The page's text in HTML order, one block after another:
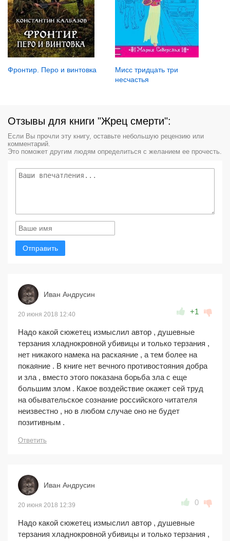
Фронтир. Перо и винтовка
Мисс тридцать три
несчастья
Отзывы для книги "Жрец смерти":
Если Вы прочли эту книгу, оставьте небольшую рецензию или
комментарий.
Это поможет другим людям определиться с желанием ее прочесть.
Отправить
Иван Андрусин
20 июня 2018 12:40 +1
Надо какой сюжетец измыслил автор , душевные
терзания хладнокровной убивицы и только терзания ,
нет никакого намека на раскаяние , а тем более на
покаяние . В книге нет вечного противостояния добра
и зла , вместо этого показана борьба зла с еще
большим злом . Какое воздействие окажет сей труд
на обывательское сознание российского читателя
неизвестно , но в любом случае оно не будет
позитивным .
Ответить
Иван Андрусин
20 июня 2018 12:39 0
Надо какой сюжетец измыслил автор , душевные
терзания хладнокровной убивицы и только терзания ,